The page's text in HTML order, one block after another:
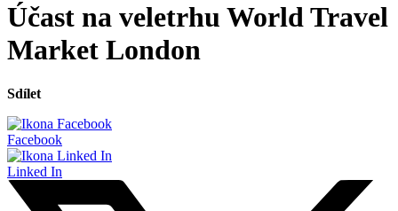
Účast na veletrhu World Travel
Market London
Sdílet
Facebook
Linked In